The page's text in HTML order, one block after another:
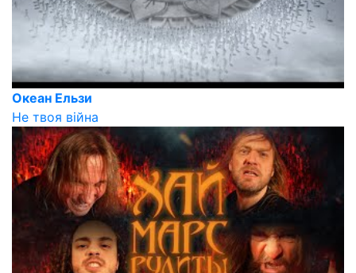
Океан Ельзи
Не твоя війна